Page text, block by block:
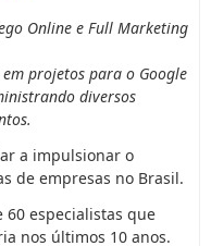
Online e Full Marketing
projetos para o Google
diversos
a impulsionar o
de empresas no Brasil.
60 especialistas que
nos últimos 10 anos.